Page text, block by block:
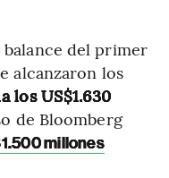
balance del primer
alcanzaron los
los US$1.630
de Bloomberg
millones